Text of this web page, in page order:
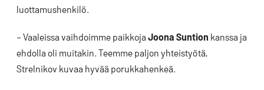
luottamushenkilö.
– Vaaleissa vaihdoimme paikkoja Joona Suntion kanssa ja
ehdolla oli muitakin. Teemme paljon yhteistyötä,
Strelnikov kuvaa hyvää porukkahenkeä.